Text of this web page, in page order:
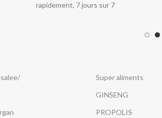
rapidement, 7 jours sur 7
Super aliments
GINSENG
PROPOLIS